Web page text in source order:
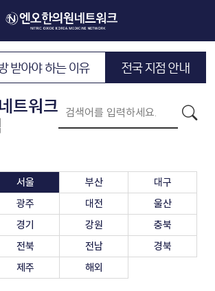
받아야 하는 이유 전국 지점 안내
트워크
서울 부산
대구
광주 대전
울산
경기 강원
충북
전북 전남
경북
제주 해외